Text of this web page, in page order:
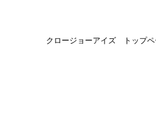
クロージョーアイズ トップペ